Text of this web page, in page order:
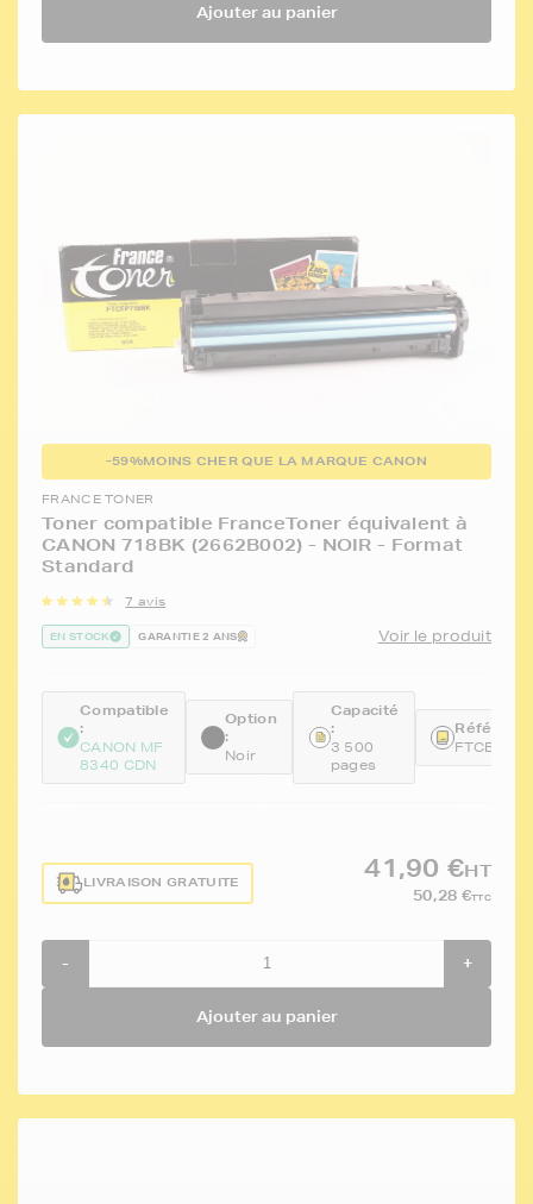
Ajouter au panier
-59%MOINS CHER QUE LA MARQUE CANON
FRANCE TONER
Toner compatible FranceToner équivalent à
CANON 718BK (2662B002) - NOIR - Format
Standard
7 avis
EN STOCK GARANTIE 2 ANS Voir le produit
Compatible
:
CANON MF
8340 CDN
Option
:
Noir
Capacité
:
3 500
pages
LIVRAISON GRATUITE
41,90 €HT
50,28 €TTC
- +
Ajouter au panier